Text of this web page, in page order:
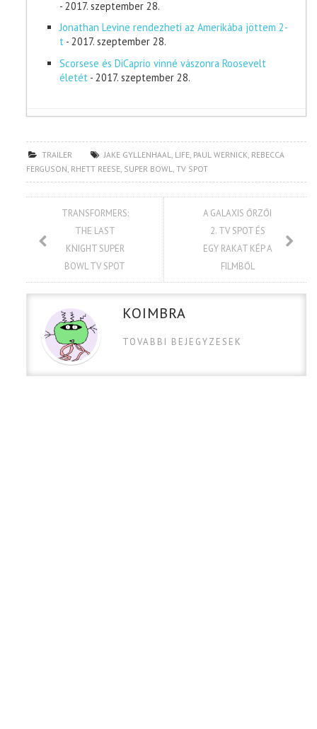
- 2017. szeptember 28.
Jonathan Levine rendezheti az Amerikába jöttem 2-
t - 2017. szeptember 28.
Scorsese és DiCaprio vinné vászonra Roosevelt
életét - 2017. szeptember 28.
TRAILER JAKE GYLLENHAAL, LIFE, PAUL WERNICK, REBECCA
FERGUSON, RHETT REESE, SUPER BOWL,TV SPOT
TRANSFORMERS:
THE LAST
KNIGHT SUPER
BOWL TV SPOT
A GALAXIS ŐRZŐI
2. TV SPOT ÉS
EGY RAKAT KÉP A
FILMBŐL
KOIMBRA
TOVABBI BEJEGYZESEK